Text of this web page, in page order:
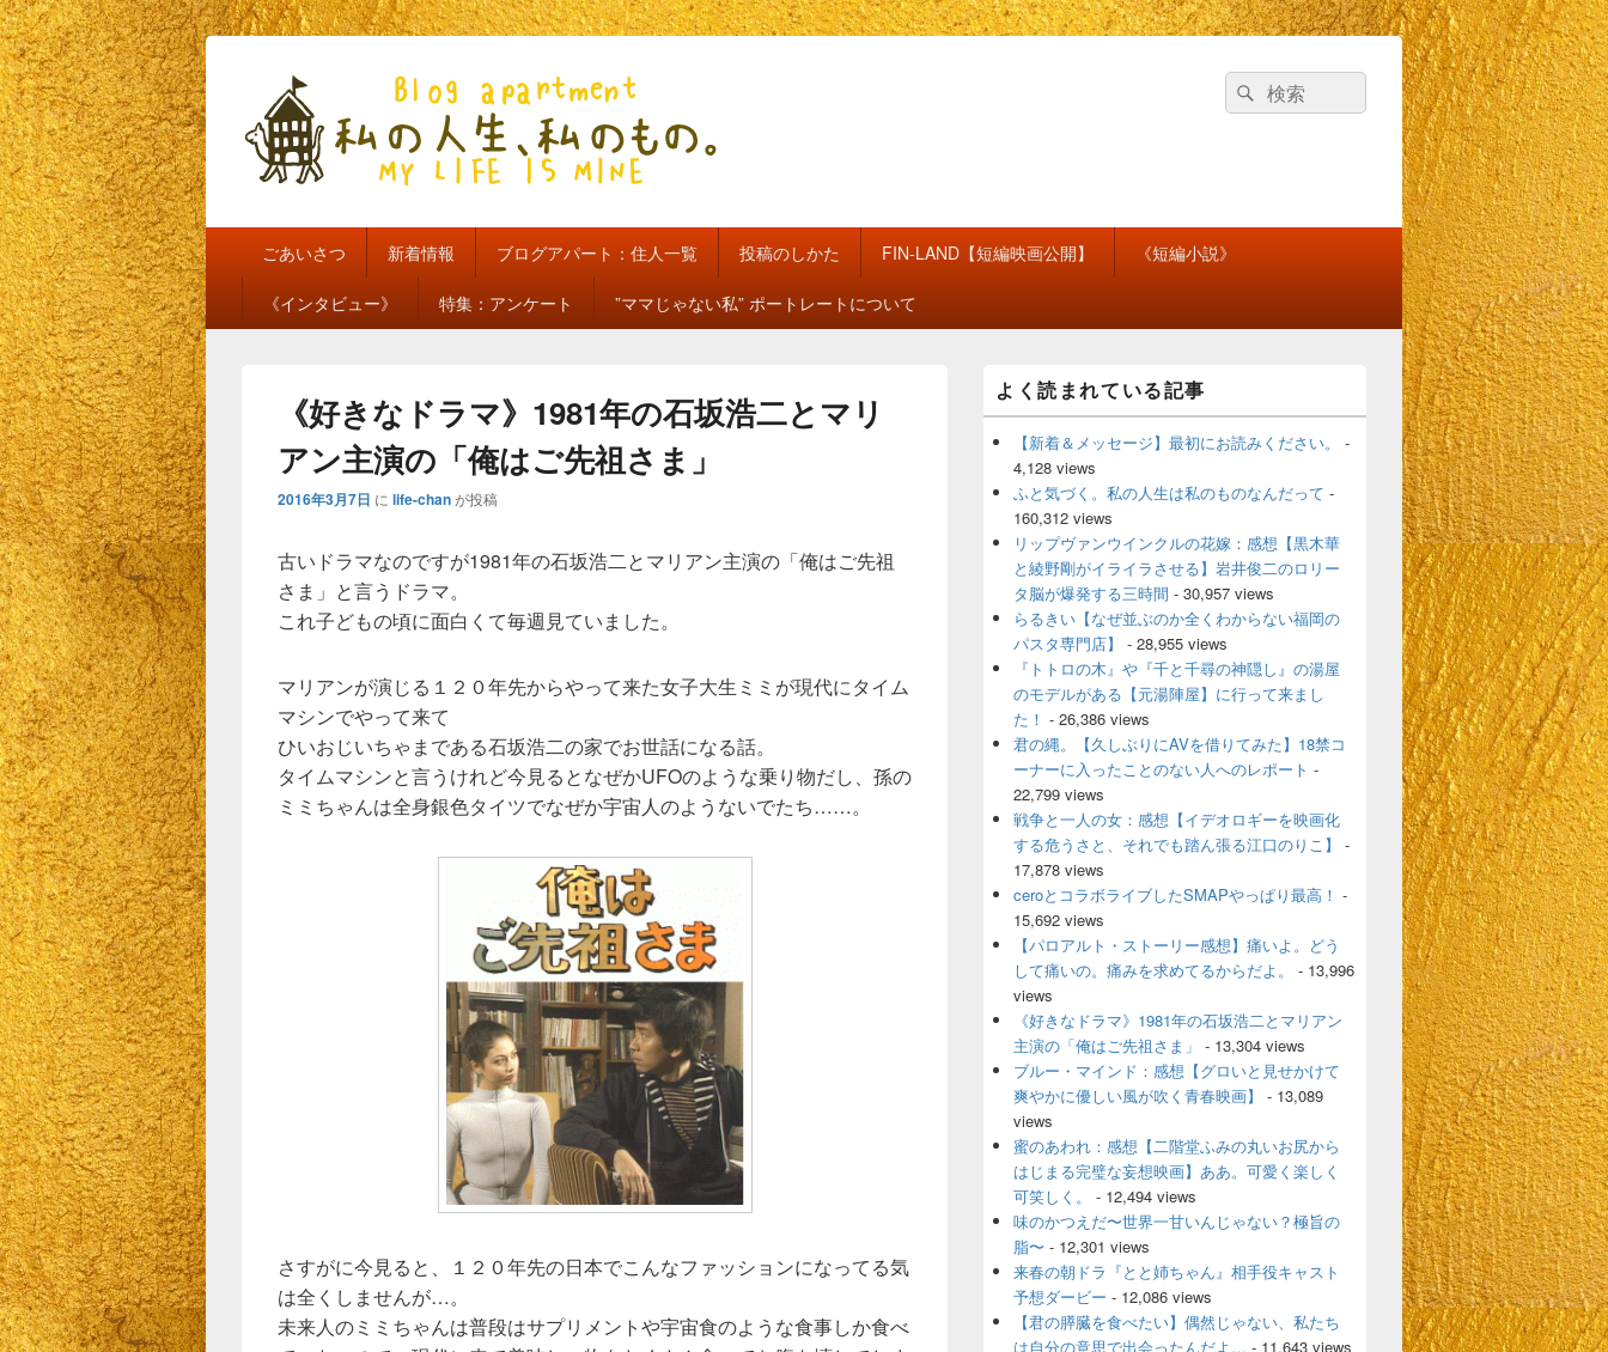
私の人生、私のもの。【新館】
検
索
検
索
メ
イ
ン
メ
ニ
ュ
ー
ごあいさつ 新着情報 ブログアパート：住人一覧 投稿のしかた FIN-LAND【短編映画公開】 《短編小説》
《インタビュー》 特集：アンケート ”ママじゃない私” ポートレートについて
《好きなドラマ》1981年の石坂浩二とマリ
アン主演の「俺はご先祖さま」
2016年3月7日 に life-chanが投稿
古いドラマなのですが1981年の石坂浩二とマリアン主演の「俺はご先祖
さま」と言うドラマ。
これ子どもの頃に面白くて毎週見ていました。
マリアンが演じる１２０年先からやって来た女子大生ミミが現代にタイム
マシンでやって来て
ひいおじいちゃまである石坂浩二の家でお世話になる話。
タイムマシンと言うけれど今見るとなぜかUFOのような乗り物だし、孫の
ミミちゃんは全身銀色タイツでなぜか宇宙人のようないでたち……。
さすがに今見ると、１２０年先の日本でこんなファッションになってる気
は全くしませんが…。
未来人のミミちゃんは普段はサプリメントや宇宙食のような食事しか食べ
ン
サ
バ
ウ
ェ
エ
よく読まれている記事
【新着＆メッセージ】最初にお読みください。
-
4,128 views
ふと気づく。私の人生は私のものなんだって -
160,312 views
リップヴァンウインクルの花嫁：感想【黒木華
と綾野剛がイライラさせる】岩井俊二のロリー
タ脳が爆発する三時間 - 30,957 views
らるきい【なぜ並ぶのか全くわからない福岡の
パスタ専門店】
- 28,955 views
『トトロの木』や『千と千尋の神隠し』の湯屋
のモデルがある【元湯陣屋】に行って来まし
た！ - 26,386 views
君の縄。【久しぶりにAVを借りてみた】18禁コ
ーナーに入ったことのない人へのレポート -
22,799 views
戦争と一人の女：感想【イデオロギーを映画化
する危うさと、それでも踏ん張る江口のりこ】
-
17,878 views
ceroとコラボライブしたSMAPやっぱり最高！ -
15,692 views
【パロアルト・ストーリー感想】痛いよ。どう
して痛いの。痛みを求めてるからだよ。
- 13,996
views
《好きなドラマ》1981年の石坂浩二とマリアン
主演の「俺はご先祖さま」 - 13,304 views
ブルー・マインド：感想【グロいと見せかけて
爽やかに優しい風が吹く青春映画】
- 13,089
views
蜜のあわれ：感想【二階堂ふみの丸いお尻から
はじまる完璧な妄想映画】ああ。可愛く楽しく
可笑しく。
- 12,494 views
味のかつえだ〜世界一甘いんじゃない？極旨の
脂〜 - 12,301 views
来春の朝ドラ『とと姉ちゃん』相手役キャスト
予想ダービー - 12,086 views
【君の膵臓を食べたい】偶然じゃない、私たち
は自分の意思で出会ったんだよ… - 11,643 views